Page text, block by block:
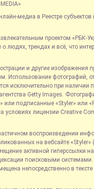
медиа в Реестре
проектом «РБК-
людях, трендах и всё, что
и другие изображения
Использование фотографий,
исключительно при наличии
Getty Images.
или подписанные «Styler» или
условиях лицензии Creative
воспроизведении
на вебсайте «Styler»
активной гиперссылки
поисковыми системами.
непосредственно в